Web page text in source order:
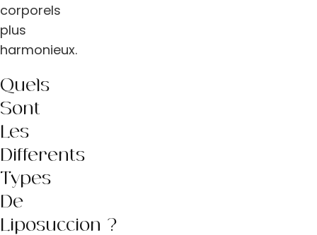
corporels
plus
harmonieux.
Quels
Sont
Les
Différents
Types
De
Liposuccion ?